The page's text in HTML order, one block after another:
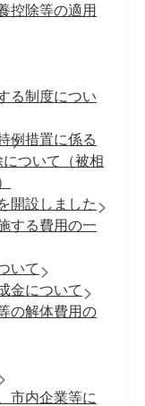
控除等の適用
る制度につい
例措置に係る
ついて（被相
開設しました
する費用の一
いて
金について
の解体費用の
市内企業等に